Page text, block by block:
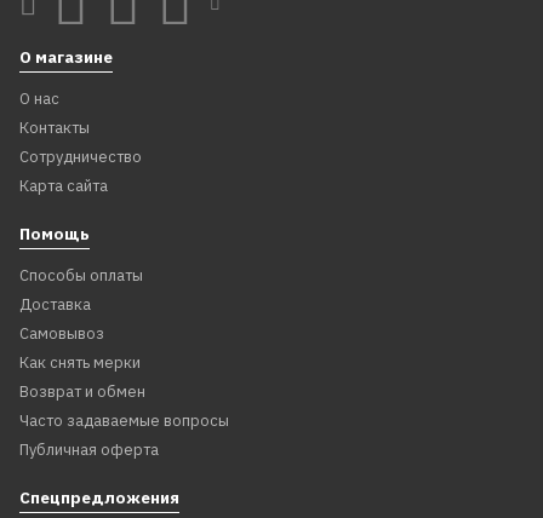
О магазине
О нас
Контакты
Сотрудничество
Карта сайта
Помощь
Способы оплаты
Доставка
Самовывоз
Как снять мерки
Возврат и обмен
Часто задаваемые вопросы
Публичная оферта
Спецпредложения